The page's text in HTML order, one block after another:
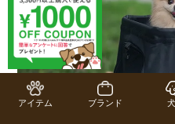
アイテム ブランド
ペットカートは暑さ対策にも便利